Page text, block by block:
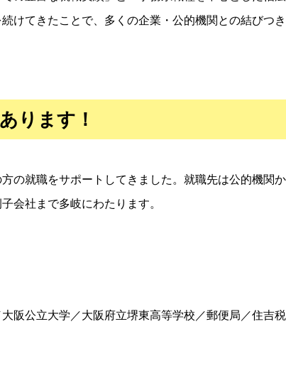
けてきたことで、多くの企業・公的機関との結びつ
ります！
の就職をサポートしてきました。就職先は公的機関
会社まで多岐にわたります。
阪公立大学／大阪府立堺東高等学校／郵便局／住吉